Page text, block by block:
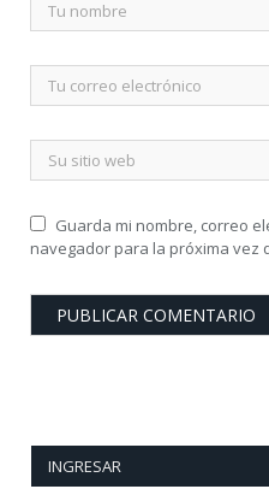
Guarda mi nombre, correo
navegador para la próxima vez
INGRESAR